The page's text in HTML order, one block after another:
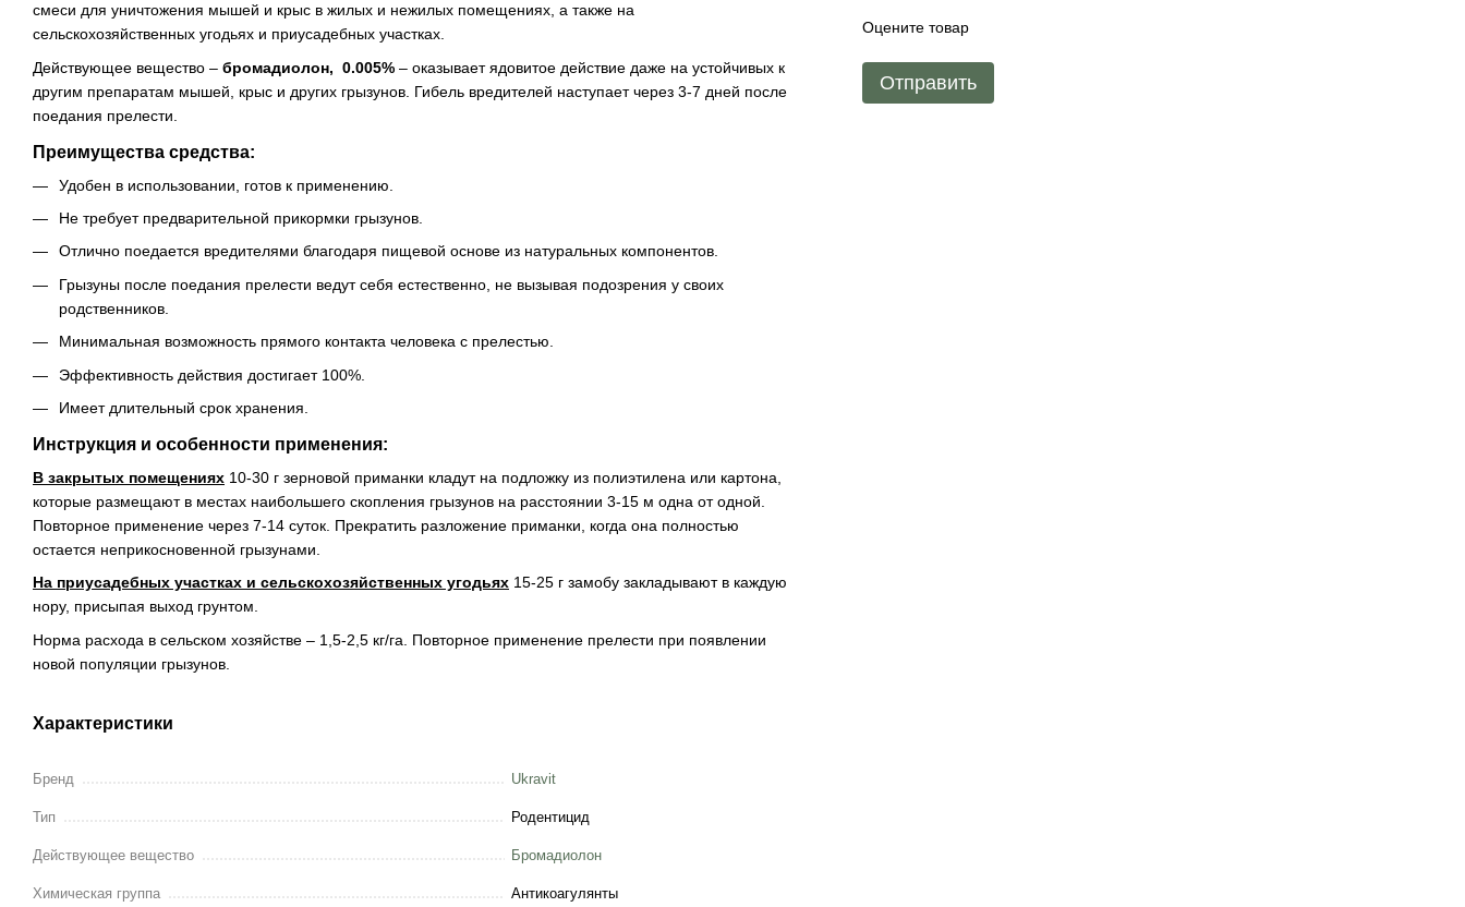
смеси для уничтожения мышей и крыс в жилых и нежилых помещениях, а также на
сельскохозяйственных угодьях и приусадебных участках.
Действующее вещество – бромадиолон, 0.005% – оказывает ядовитое действие даже на устойчивых к
другим препаратам мышей, крыс и других грызунов. Гибель вредителей наступает через 3-7 дней после
поедания прелести.
Преимущества средства:
Удобен в использовании, готов к применению.
Не требует предварительной прикормки грызунов.
Отлично поедается вредителями благодаря пищевой основе из натуральных компонентов.
Грызуны после поедания прелести ведут себя естественно, не вызывая подозрения у своих
родственников.
Минимальная возможность прямого контакта человека с прелестью.
Эффективность действия достигает 100%.
Имеет длительный срок хранения.
Инструкция и особенности применения:
В закрытых помещениях 10-30 г зерновой приманки кладут на подложку из полиэтилена или картона,
которые размещают в местах наибольшего скопления грызунов на расстоянии 3-15 м одна от одной.
Повторное применение через 7-14 суток. Прекратить разложение приманки, когда она полностью
остается неприкосновенной грызунами.
На приусадебных участках и сельскохозяйственных угодьях 15-25 г замобу закладывают в каждую
нору, присыпая выход грунтом.
Норма расхода в сельском хозяйстве – 1,5-2,5 кг/га. Повторное применение прелести при появлении
новой популяции грызунов.
Характеристики
Бренд Ukravit
Тип Родентицид
Действующее вещество Бромадиолон
Химическая группа Антикоагулянты
Оцените товар
Отправить